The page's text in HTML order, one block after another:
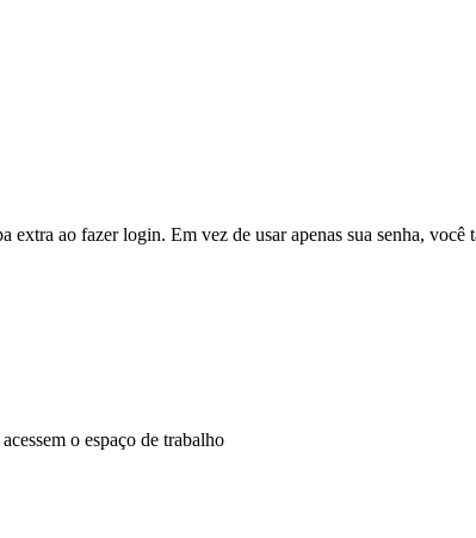
ao fazer login. Em vez de usar apenas sua senha, você
o espaço de trabalho